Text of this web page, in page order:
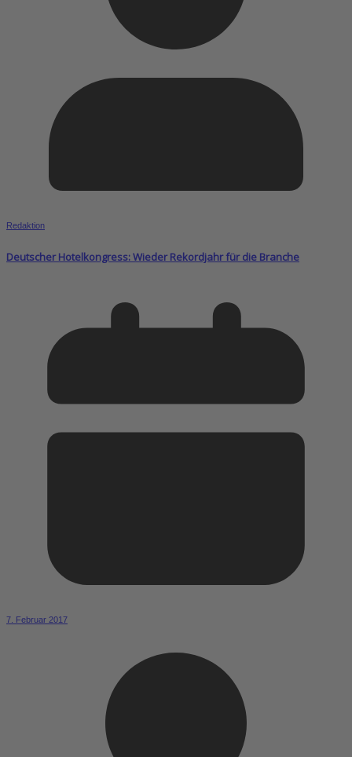
Redaktion
Deutscher Hotelkongress: Wieder Rekordjahr für die Branche
7. Februar 2017